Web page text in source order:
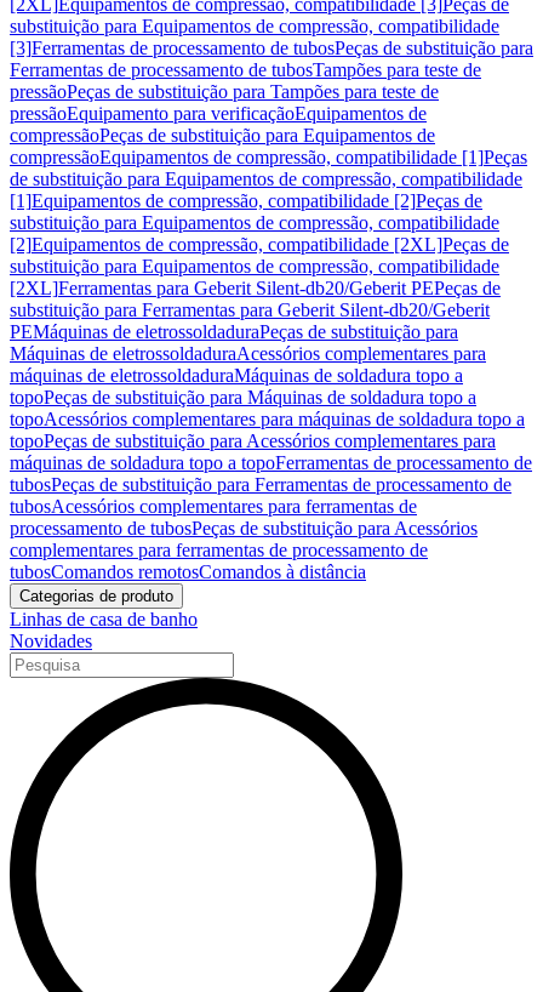
[2XL]Equipamentos de compressão, compatibilidade [3]Peças de
substituição para Equipamentos de compressão, compatibilidade
[3]Ferramentas de processamento de tubosPeças de substituição para
Ferramentas de processamento de tubosTampões para teste de
pressãoPeças de substituição para Tampões para teste de
pressãoEquipamento para verificaçãoEquipamentos de
compressãoPeças de substituição para Equipamentos de
compressãoEquipamentos de compressão, compatibilidade [1]Peças
de substituição para Equipamentos de compressão, compatibilidade
[1]Equipamentos de compressão, compatibilidade [2]Peças de
substituição para Equipamentos de compressão, compatibilidade
[2]Equipamentos de compressão, compatibilidade [2XL]Peças de
substituição para Equipamentos de compressão, compatibilidade
[2XL]Ferramentas para Geberit Silent-db20/Geberit PEPeças de
substituição para Ferramentas para Geberit Silent-db20/Geberit
PEMáquinas de eletrossoldaduraPeças de substituição para
Máquinas de eletrossoldaduraAcessórios complementares para
máquinas de eletrossoldaduraMáquinas de soldadura topo a
topoPeças de substituição para Máquinas de soldadura topo a
topoAcessórios complementares para máquinas de soldadura topo a
topoPeças de substituição para Acessórios complementares para
máquinas de soldadura topo a topoFerramentas de processamento de
tubosPeças de substituição para Ferramentas de processamento de
tubosAcessórios complementares para ferramentas de
processamento de tubosPeças de substituição para Acessórios
complementares para ferramentas de processamento de
tubosComandos remotosComandos à distância
Categorias de produto
Linhas de casa de banho
Novidades